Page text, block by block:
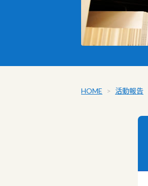
HOME > 活動報告